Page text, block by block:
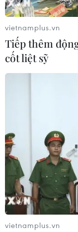
vietnamplus.vn
Tiếp thêm
cốt liệt sỹ
vietnamplus.vn